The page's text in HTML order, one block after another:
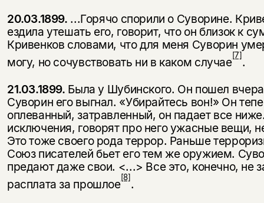
20.03.1899. ...Горячо спорили о Суворине.
ездила утешать его, говорит, что он близок к
Кривенков словами, что для меня Суворин
могу, но сочувствовать ни в каком случае[7].
21.03.1899. Была у Шубинского. Он пошел
Суворин его выгнал. «Убирайтесь вон!» Он
оплеванный, затравленный, он падает все
исключения, говорят про него ужасные вещи,
Это тоже своего рода террор. Раньше
Союз писателей бьет его тем же оружием.
предают даже свои. <...> Все это, конечно, не
расплата за прошлое[8].